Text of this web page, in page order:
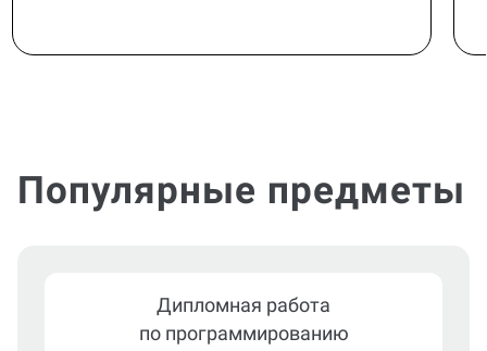
Популярные предметы
Дипломная работа
по программированию